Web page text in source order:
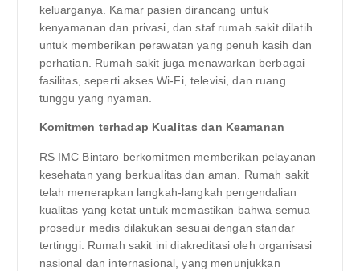
keluarganya. Kamar pasien dirancang untuk
kenyamanan dan privasi, dan staf rumah sakit dilatih
untuk memberikan perawatan yang penuh kasih dan
perhatian. Rumah sakit juga menawarkan berbagai
fasilitas, seperti akses Wi-Fi, televisi, dan ruang
tunggu yang nyaman.
Komitmen terhadap Kualitas dan Keamanan
RS IMC Bintaro berkomitmen memberikan pelayanan
kesehatan yang berkualitas dan aman. Rumah sakit
telah menerapkan langkah-langkah pengendalian
kualitas yang ketat untuk memastikan bahwa semua
prosedur medis dilakukan sesuai dengan standar
tertinggi. Rumah sakit ini diakreditasi oleh organisasi
nasional dan internasional, yang menunjukkan